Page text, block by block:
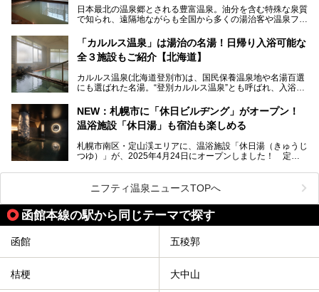
地体験し、独自の視点で豊富温泉の“天然オイルバス”をレポ
ート。温泉地概要や日帰り入浴施設をはじめ、宿泊施設・ア
日本最北の温泉郷とされる豊富温泉。油分を含む特殊な泉質
で知られ、遠隔地ながらも全国から多くの湯治客や温泉ファ
「川島旅館」は、豊富温泉の開湯当初から営業する老舗旅
館。とりわけ温泉の良さと名物のバター料理に定評があり、
の温泉や料理をはじめ、パブリックスペース・客室など宿の
全貌を徹底的にご紹介します！
「カルルス温泉」は湯治の名湯！日帰り入浴可能な
全３施設もご紹介【北海道】
カルルス温泉(北海道登別市)は、国民保養温泉地や名湯百選
にも選ばれた名湯。“登別カルルス温泉”とも呼ばれ、入浴剤
豊かな登別温泉とは対照的な存在で、今も湯治場的な要素が
残る閑静な温泉地です。
地体験し、カルルス温泉をご紹介。温泉地の概要や泉質解説
をはじめ、日帰り入浴可能な全３施設の紹介・周辺観光・ア
NEW：札幌市に「休日ビルヂング」がオープン！
温浴施設「休日湯」も宿泊も楽しめる
札幌市南区・定山渓エリアに、温浴施設「休日湯（きゅうじ
つゆ）」が、2025年4月24日にオープンしました！ 定山
この施設は、温泉・サウナの「休日湯」・ラウンジの「THE
LOUNGE DAYOF」・グルメ「休日洋麺店」・ホテル「エク
スクラメーションホテル」で構成された、まさに大人の癒し
空間。
今回は、そんな「休日ビルヂング」の魅力を5つのポイント
ニフティ温泉ニュースTOPへ
函館本線の駅から同じテーマで探す
函館 五稜郭
桔梗 大中山